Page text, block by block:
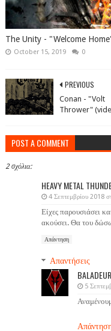
The Unity - "Welcome
October 15, 2019 0
PREVIOUS
Conan - "Volt
Thrower"
POST A COMMENT
2 σχόλια:
HEAVY METAL
4 Σεπτεμβρίου 2018
Είχες παρουσιάσει
ακούσει. Θα του
Απάντηση
Απαντήσεις
BALADEUR
5